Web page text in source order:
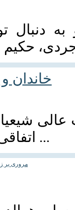
موسی صدر در اواخر
خاندان
اتفاقی نبود بلکه معلول عوامل ...
مروری بر